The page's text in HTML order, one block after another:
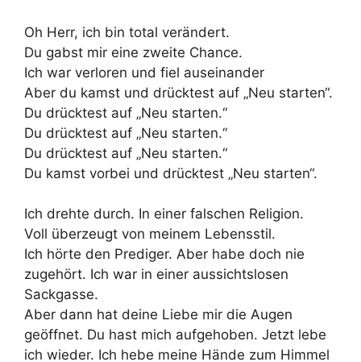
Oh Herr, ich bin total verändert.
Du gabst mir eine zweite Chance.
Ich war verloren und fiel auseinander
Aber du kamst und drücktest auf „Neu starten“.
Du drücktest auf „Neu starten.“
Du drücktest auf „Neu starten.“
Du drücktest auf „Neu starten.“
Du kamst vorbei und drücktest „Neu starten“.
Ich drehte durch. In einer falschen Religion.
Voll überzeugt von meinem Lebensstil.
Ich hörte den Prediger. Aber habe doch nie
zugehört. Ich war in einer aussichtslosen
Sackgasse.
Aber dann hat deine Liebe mir die Augen
geöffnet. Du hast mich aufgehoben. Jetzt lebe
ich wieder. Ich hebe meine Hände zum Himmel